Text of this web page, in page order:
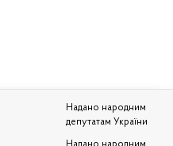
Надано народним
депутатам України